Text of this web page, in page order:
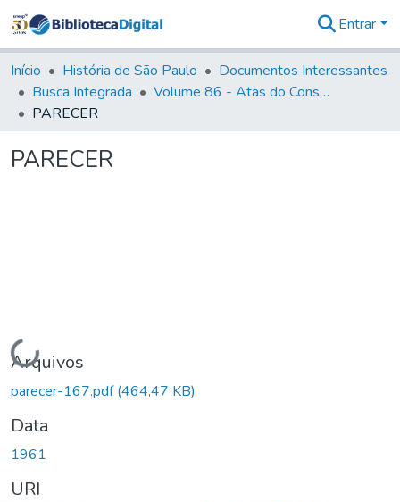
&
Coleções
Tudo na
Entrar
Início História de São Paulo
Documentos Interessantes
Busca Integrada
Volume 86 - Atas do Conselho da Presidência da Província de São Paulo (1824-1829)
PARECER
PARECER
Carregando...
Arquivos
parecer-167.pdf(464,47 KB)
Data
1961
URI